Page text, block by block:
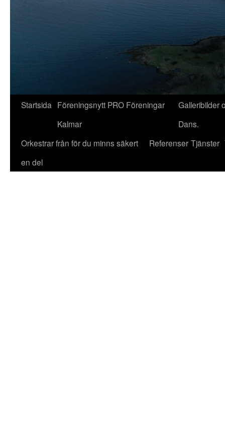
Startsida Föreningsnytt PRO Föreningar
Kalmar
Galleribilder
Dans.
Orkestrar från för du minns säkert
en del
Referenser Tjänster